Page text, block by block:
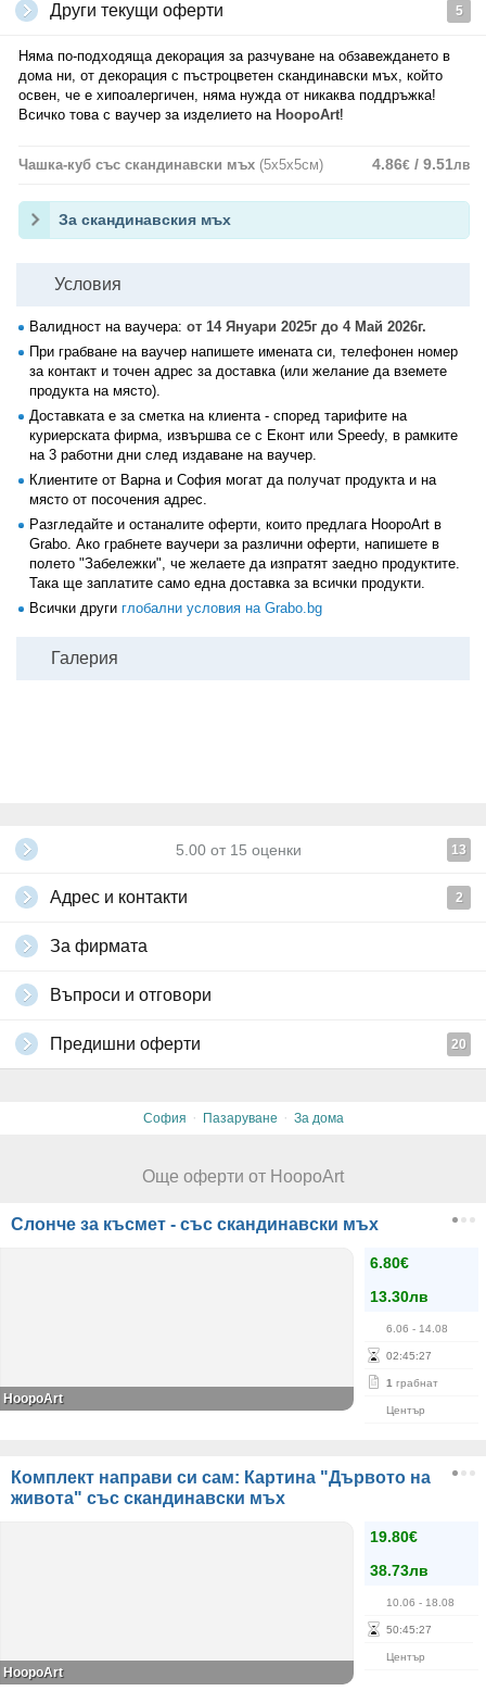
Други текущи оферти 5
Няма по-подходяща декорация за разчуване на обзавеждането в
дома ни, от декорация с пъстроцветен скандинавски мъх, който
освен, че е хипоалергичен, няма нужда от никаква поддръжка!
Всичко това с ваучер за изделието на HoopoArt!
Чашка-куб със скандинавски мъх (5х5х5см) 4.86€ / 9.51лв
За скандинавския мъх
Условия
Валидност на ваучера: от 14 Януари 2025г до 4 Май 2026г.
При грабване на ваучер напишете имената си, телефонен номер
за контакт и точен адрес за доставка (или желание да вземете
продукта на място).
Доставката е за сметка на клиента - според тарифите на
куриерската фирма, извършва се с Еконт или Speedy, в рамките
на 3 работни дни след издаване на ваучер.
Клиентите от Варна и София могат да получат продукта и на
място от посочения адрес.
Разгледайте и останалите оферти, които предлага HoopoArt в
Grabo. Ако грабнете ваучери за различни оферти, напишете в
полето "Забележки", че желаете да изпратят заедно продуктите.
Така ще заплатите само една доставка за всички продукти.
Всички други глобални условия на Grabo.bg
Галерия
5.00 от 15 оценки 13
Адрес и контакти 2
За фирмата
Въпроси и отговори
Предишни оферти 20
София · Пазаруване · За дома
Още оферти от HoopoArt
Слонче за късмет - със скандинавски мъх
6.80€
13.30лв
6.06 - 14.08
02:45:27
1 грабнат
Център
HoopoArt
Комплект направи си сам: Картина "Дървото на
живота" със скандинавски мъх
19.80€
38.73лв
10.06 - 18.08
50:45:27
Център
HoopoArt